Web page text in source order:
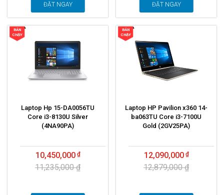
ĐẶT NGAY ĐẶT NGAY
BÁN
CHẠY
Laptop Hp 15-DA0056TU
Core i3-8130U Silver
(4NA90PA)
10,450,000
11,235,000 ₫
BÁN
CHẠY
Laptop HP Pavilion x360 14-
ba063TU Core i3-7100U
Gold (2GV25PA)
12,090,000
12,879,000 ₫